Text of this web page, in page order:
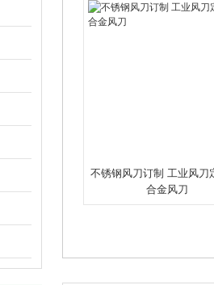
不锈钢风刀订制 工业风刀
合金风刀